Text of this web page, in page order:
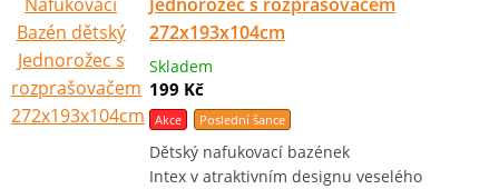
272x193x104cm
Skladem
199 Kč
Akce Poslední šance
Dětský nafukovací bazének
Intex v atraktivním designu veselého